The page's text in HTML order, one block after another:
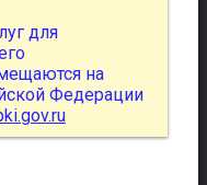
для
на
Федерации